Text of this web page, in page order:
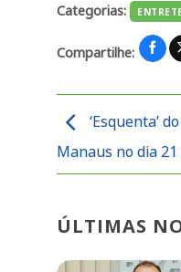
Categorias:
Compartilhe:
‘Esquenta’
Manaus no dia
ÚLTIMAS